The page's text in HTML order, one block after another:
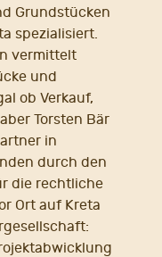
Grundstücken
spezialisiert.
vermittelt
und
ob Verkauf,
Torsten Bär
in
durch den
die rechtliche
Ort auf Kreta